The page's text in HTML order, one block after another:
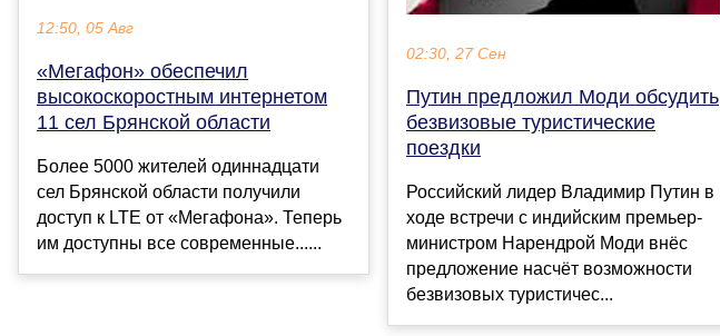
12:50, 05 Авг
«Мегафон» обеспечил
высокоскоростным интернетом
11 сел Брянской области
Более 5000 жителей одиннадцати
сел Брянской области получили
доступ к LTE от «Мегафона». Теперь
им доступны все современные......
02:30, 27 Сен
Путин предложил Моди обсудить
безвизовые туристические
поездки
Российский лидер Владимир Путин в
ходе встречи с индийским премьер-
министром Нарендрой Моди внёс
предложение насчёт возможности
безвизовых туристичес...